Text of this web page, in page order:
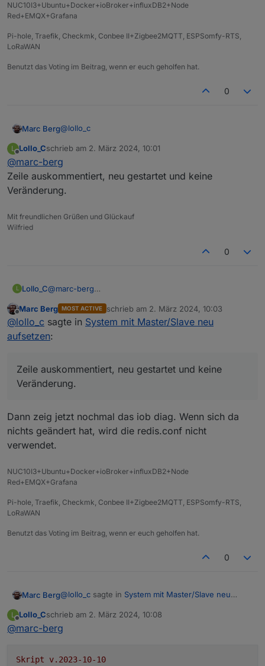
NUC10I3+Ubuntu+Docker+ioBroker+influxDB2+Node
Red+EMQX+Grafana
Pi-hole, Traefik, Checkmk, Conbee II+Zigbee2MQTT, ESPSomfy-RTS,
LoRaWAN
Benutzt das Voting im Beitrag, wenn er euch geholfen hat.
0
Marc Berg@lollo_c
Seltsam. Du könntest auch mal die Zeile komplett
auskommentieren
Im Standard hört die redis DB dann auf
L Lollo_Cschrieb am 2. März 2024, 10:01
zuletzt editiert von
@marc-berg
Zeile auskommentiert, neu gestartet und keine
Veränderung.
Mit freundlichen Grüßen und Glückauf
Wilfried
0
L Lollo_C@marc-berg
Veränderung.
Offline
Marc Berg MOST ACTIVE schrieb am 2. März 2024, 10:03
zuletzt editiert von
@lollo_c sagte in System mit Master/Slave neu
aufsetzen:
Zeile auskommentiert, neu gestartet und keine
Veränderung.
Dann zeig jetzt nochmal das iob diag. Wenn sich da
nichts geändert hat, wird die redis.conf nicht
verwendet.
NUC10I3+Ubuntu+Docker+ioBroker+influxDB2+Node
Red+EMQX+Grafana
Pi-hole, Traefik, Checkmk, Conbee II+Zigbee2MQTT, ESPSomfy-RTS,
LoRaWAN
Benutzt das Voting im Beitrag, wenn er euch geholfen hat.
0
Marc Berg@lollo_c sagte in System mit Master/Slave neu
nichts geändert hat, wird die redis.conf nicht
L Lollo_Cschrieb am 2. März 2024, 10:08
zuletzt editiert von
@marc-berg
Skript v.2023-10-10